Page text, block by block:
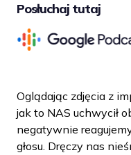
Posłuchaj tutaj
Oglądając zdjęcia z
jak to NAS uchwycił
negatywnie
głosu. Dręczy nas